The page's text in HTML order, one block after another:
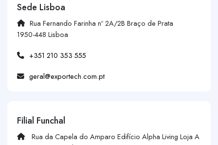
Sede Lisboa
Rua Fernando Farinha nº 2A/2B Braço de Prata
1950-448 Lisboa
+351 210 353 555
geral@exportech.com.pt
Filial Funchal
Rua da Capela do Amparo Edifício Alpha Living Loja A